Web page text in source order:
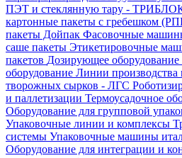
ПЭТ и стеклянную тару -
картонные пакеты с гребешком
пакеты Дойпак Фасовочные
саше пакеты Этикетировочные
пакетов Дозирующее оборудование
оборудование Линии производства
творожных сырков - ЛГС
и паллетизации Термоусадочное
Оборудование для групповой
Упаковочные линии и комплексы
системы Упаковочные машины
Оборудование для интеграции и